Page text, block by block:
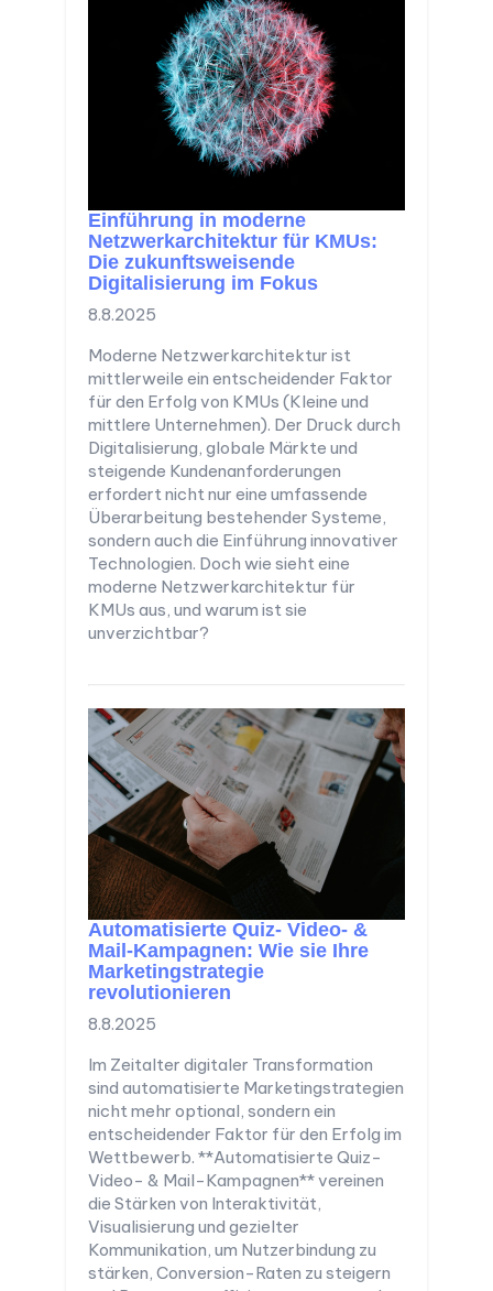
Einführung in moderne
Netzwerkarchitektur für KMUs:
Die zukunftsweisende
Digitalisierung im Fokus
8.8.2025
Moderne Netzwerkarchitektur ist
mittlerweile ein entscheidender Faktor
für den Erfolg von KMUs (Kleine und
mittlere Unternehmen). Der Druck durch
Digitalisierung, globale Märkte und
steigende Kundenanforderungen
erfordert nicht nur eine umfassende
Überarbeitung bestehender Systeme,
sondern auch die Einführung innovativer
Technologien. Doch wie sieht eine
moderne Netzwerkarchitektur für
KMUs aus, und warum ist sie
unverzichtbar?
Automatisierte Quiz- Video- &
Mail-Kampagnen: Wie sie Ihre
Marketingstrategie
revolutionieren
8.8.2025
Im Zeitalter digitaler Transformation
sind automatisierte Marketingstrategien
nicht mehr optional, sondern ein
entscheidender Faktor für den Erfolg im
Wettbewerb. **Automatisierte Quiz-
Video- & Mail-Kampagnen** vereinen
die Stärken von Interaktivität,
Visualisierung und gezielter
Kommunikation, um Nutzerbindung zu
stärken, Conversion-Raten zu steigern